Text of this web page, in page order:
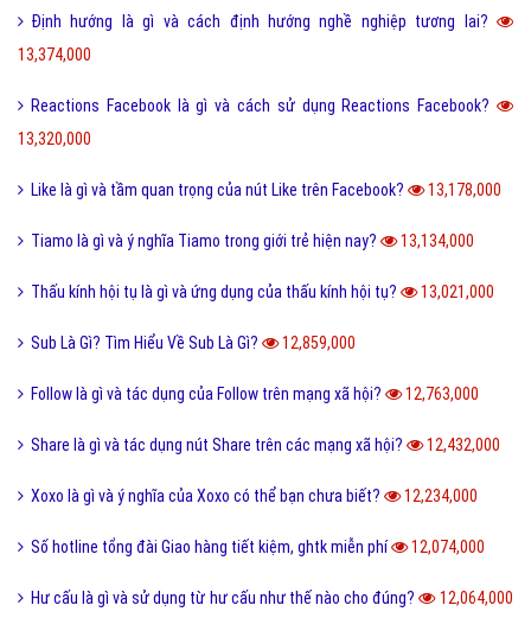
Định hướng là gì và cách định hướng nghề nghiệp tương lai?
13,374,000
Reactions Facebook là gì và cách sử dụng Reactions Facebook?
13,320,000
Like là gì và tầm quan trọng của nút Like trên Facebook? 13,178,000
Tiamo là gì và ý nghĩa Tiamo trong giới trẻ hiện nay? 13,134,000
Thấu kính hội tụ là gì và ứng dụng của thấu kính hội tụ? 13,021,000
Sub Là Gì? Tìm Hiểu Về Sub Là Gì? 12,859,000
Follow là gì và tác dụng của Follow trên mạng xã hội? 12,763,000
Share là gì và tác dụng nút Share trên các mạng xã hội? 12,432,000
Xoxo là gì và ý nghĩa của Xoxo có thể bạn chưa biết? 12,234,000
Số hotline tổng đài Giao hàng tiết kiệm, ghtk miễn phí 12,074,000
Hư cấu là gì và sử dụng từ hư cấu như thế nào cho đúng? 12,064,000